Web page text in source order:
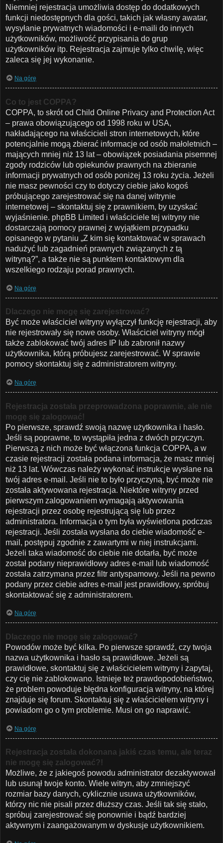
Niemniej rejestracja umożliwia dostęp do dodatkowych
funkcji niedostępnych dla gości, takich jak własny awatar,
wysyłanie prywatnych wiadomości i e-maili do innych
użytkowników, możliwość przypisania do grup
użytkowników itp. Rejestracja zajmuje tylko chwilę, więc
zaleca się jej wykonanie.
Na górę
Co to jest COPPA?
COPPA, to skrót od Child Online Privacy and Protection Act
– prawa obowiązującego od 1998 roku w USA,
nakładającego na właścicieli stron internetowych, które
potencjalnie mogą zbierać informacje od osób małoletnich –
mających mniej niż 13 lat – obowiązek posiadania pisemnej
zgody rodziców lub opiekunów prawnych na zbieranie
informacji prywatnych od osób poniżej 13 roku życia. Jeżeli
nie masz pewności czy to dotyczy ciebie jako kogoś
próbującego zarejestrować się na danej witrynie
internetowej – skontaktuj się z prawnikiem, by uzyskać
wyjaśnienie. phpBB Limited i właściciele tej witryny nie
dostarczają pomocy prawnej z wyjątkiem przypadku
opisanego w pytaniu „Z kim się kontaktować w sprawach
nadużyć lub zagadnień prawnych związanych z tą
witryną?”, a także nie są punktem kontaktowym dla
wszelkiego rodzaju porad prawnych.
Na górę
Dlaczego nie mogę się zarejestrować?
Być może właściciel witryny wyłączył funkcję rejestracji, aby
nie rejestrowały się nowe osoby. Właściciel witryny mógł
także zablokować twój adres IP lub zabronił nazwy
użytkownika, którą próbujesz zarejestrować. W sprawie
pomocy skontaktuj się z administratorem witryny.
Na górę
Rejestracja została przeprowadzona poprawnie, ale nie
mogę się zalogować!
Po pierwsze, sprawdź swoją nazwę użytkownika i hasło.
Jeśli są poprawne, to wystąpiła jedna z dwóch przyczyn.
Pierwszą z nich może być włączona funkcja COPPA, a w
czasie rejestracji została podana informacja, że masz mniej
niż 13 lat. Wówczas należy wykonać instrukcje wysłane na
twój adres e-mail. Jeśli nie to było przyczyną, być może nie
została aktywowana rejestracja. Niektóre witryny przed
pierwszym zalogowaniem wymagają aktywowania
rejestracji przez osobę rejestrującą się lub przez
administratora. Informacja o tym była wyświetlona podczas
rejestracji. Jeśli została wysłana do ciebie wiadomość e-
mail, postępuj zgodnie z zawartymi w niej instrukcjami.
Jeżeli taka wiadomość do ciebie nie dotarła, być może
został podany nieprawidłowy adres e-mail lub wiadomość
została zatrzymana przez filtr antyspamowy. Jeśli na pewno
podany przez ciebie adres e-mail jest prawidłowy, spróbuj
skontaktować się z administratorem.
Na górę
Dlaczego nie mogę się zalogować?
Powodów może być kilka. Po pierwsze sprawdź, czy twoja
nazwa użytkownika i hasło są prawidłowe. Jeżeli są
prawidłowe, skontaktuj się z właścicielem witryny i zapytaj,
czy cię nie zablokowano. Istnieje też prawdopodobieństwo,
że problem powoduje błędna konfiguracja witryny, na której
znajduje się forum. Skontaktuj się z właścicielem witryny i
powiadom go o tym problemie. Musi on go naprawić.
Na górę
Rejestracja została dokonana jakiś czas temu, ale teraz
nie mogę się zalogować?!
Możliwe, że z jakiegoś powodu administrator dezaktywował
lub usunął twoje konto. Wiele witryn, aby zmniejszyć
rozmiar bazy danych, cyklicznie usuwa użytkowników,
którzy nic nie pisali przez dłuższy czas. Jeśli tak się stało,
spróbuj zarejestrować się ponownie i bądź bardziej
aktywnym i zaangażowanym w dyskusje użytkownikiem.